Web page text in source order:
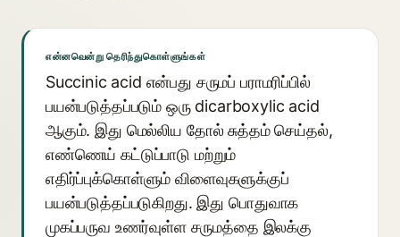
என்னவென்று தெரிந்துகொள்ளுங்கள்
Succinic acid என்பது சருமப் பராமரிப்பில்
பயன்படுத்தப்படும் ஒரு dicarboxylic acid
ஆகும். இது மெல்லிய தோல் சுத்தம் செய்தல்,
எண்ணெய் கட்டுப்பாடு மற்றும்
எதிர்ப்புக்கொள்ளும் விளைவுகளுக்குப்
பயன்படுத்தப்படுகிறது. இது பொதுவாக
முகப்பருவ உணர்வுள்ள சருமத்தை இலக்கு